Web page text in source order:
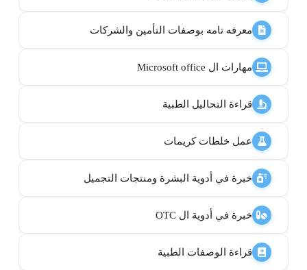
معرفه تامه بوصفات التأمين والشركات
مهارات ال Microsoft office
قراءة التحاليل الطبية
عمل خلطات كريمات
خبرة في أدوية البشرة ومنتجات التجميل
خبرة في أدوية ال OTC
قراءة الوصفات الطبية